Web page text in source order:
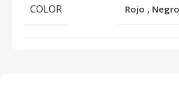
COLOR Rojo , Negro